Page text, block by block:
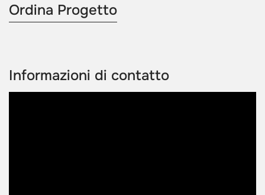
Ordina Progetto
Informazioni di contatto